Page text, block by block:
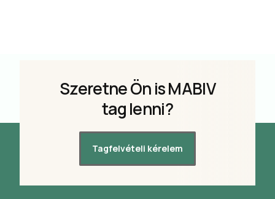
Szeretne Ön is MABIV
tag lenni?
Tagfelvételi kérelem